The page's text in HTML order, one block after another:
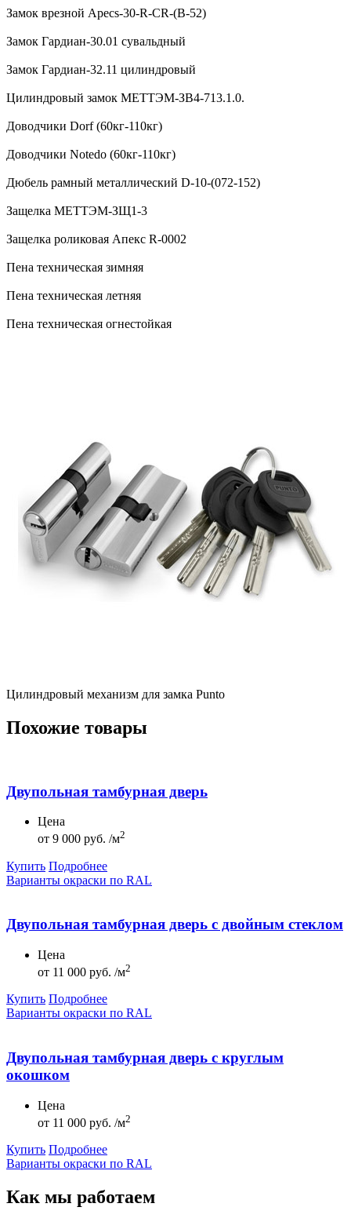
Замок врезной Apecs-30-R-CR-(B-52)
Замок Гардиан-30.01 сувальдный
Замок Гардиан-32.11 цилиндровый
Цилиндровый замок МЕТТЭМ-ЗВ4-713.1.0.
Доводчики Dorf (60кг-110кг)
Доводчики Notedo (60кг-110кг)
Дюбель рамный металлический D-10-(072-152)
Защелка МЕТТЭМ-ЗЩ1-3
Защелка роликовая Апекс R-0002
Пена техническая зимняя
Пена техническая летняя
Пена техническая огнестойкая
Цилиндровый механизм для замка Punto
Похожие товары
Двупольная тамбурная дверь
Цена
от 9 000 руб. /м2
Купить Подробнее
Варианты окраски по RAL
Двупольная тамбурная дверь с двойным стеклом
Цена
от 11 000 руб. /м2
Купить Подробнее
Варианты окраски по RAL
Двупольная тамбурная дверь с круглым
окошком
Цена
от 11 000 руб. /м2
Купить Подробнее
Варианты окраски по RAL
Как мы работаем